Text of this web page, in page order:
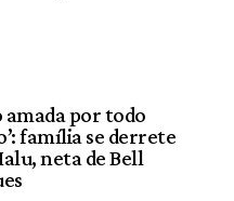
amada por todo
família se derrete
neta de Bell